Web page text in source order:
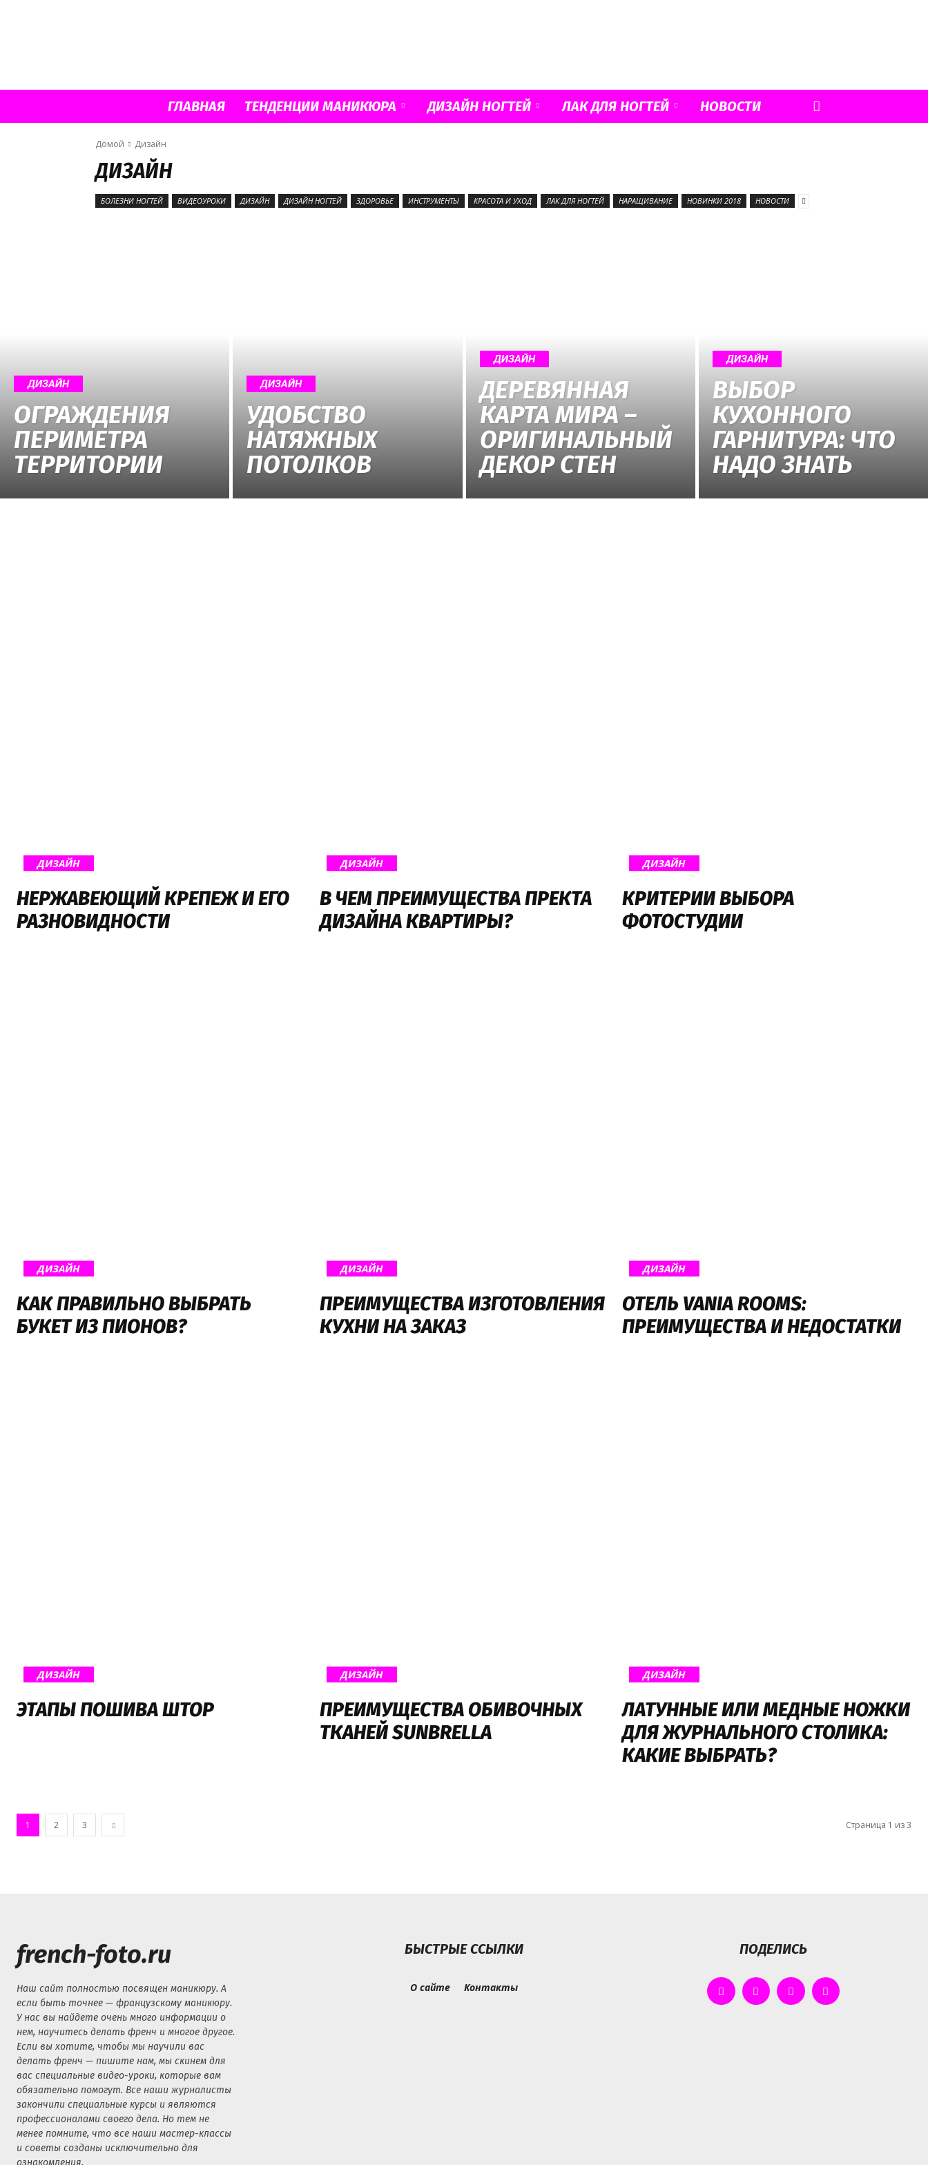
Французский
ГЛАВНАЯ ТЕНДЕНЦИИ МАНИКЮРА ДИЗАЙН НОГТЕЙ ЛАК ДЛЯ НОГТЕЙ НОВОСТИ
Домой Дизайн
ДИЗАЙН
БОЛЕЗНИ НОГТЕЙ ВИДЕОУРОКИ ДИЗАЙН ДИЗАЙН НОГТЕЙ ЗДОРОВЬЕ ИНСТРУМЕНТЫ КРАСОТА И УХОД ЛАК ДЛЯ НОГТЕЙ НАРАЩИВАНИЕ НОВИНКИ 2018 НОВОСТИ
ДИЗАЙН
ОГРАЖДЕНИЯ
ПЕРИМЕТРА
ТЕРРИТОРИИ
ДИЗАЙН
УДОБСТВО
НАТЯЖНЫХ
ПОТОЛКОВ
ДИЗАЙН
ДЕРЕВЯННАЯ
КАРТА МИРА –
ОРИГИНАЛЬНЫЙ
ДЕКОР СТЕН
ДИЗАЙН
ВЫБОР
КУХОННОГО
ГАРНИТУРА: ЧТО
НАДО ЗНАТЬ
ДИЗАЙН
НЕРЖАВЕЮЩИЙ КРЕПЕЖ И ЕГО
РАЗНОВИДНОСТИ
ДИЗАЙН
В ЧЕМ ПРЕИМУЩЕСТВА ПРЕКТА
ДИЗАЙНА КВАРТИРЫ?
ДИЗАЙН
КРИТЕРИИ ВЫБОРА
ФОТОСТУДИИ
ДИЗАЙН
КАК ПРАВИЛЬНО ВЫБРАТЬ
БУКЕТ ИЗ ПИОНОВ?
ДИЗАЙН
ПРЕИМУЩЕСТВА ИЗГОТОВЛЕНИЯ
КУХНИ НА ЗАКАЗ
ДИЗАЙН
ОТЕЛЬ VANIA ROOMS:
ПРЕИМУЩЕСТВА И НЕДОСТАТКИ
ДИЗАЙН
ЭТАПЫ ПОШИВА ШТОР
ДИЗАЙН
ПРЕИМУЩЕСТВА ОБИВОЧНЫХ
ТКАНЕЙ SUNBRELLA
ДИЗАЙН
ЛАТУННЫЕ ИЛИ МЕДНЫЕ НОЖКИ
ДЛЯ ЖУРНАЛЬНОГО СТОЛИКА:
КАКИЕ ВЫБРАТЬ?
1 2 3 Страница 1 из 3
french-foto.ru
Наш сайт полностью посвящен маникюру. А
если быть точнее — французскому маникюру.
У нас вы найдете очень много информации о
нем, научитесь делать френч и многое другое.
Если вы хотите, чтобы мы научили вас
делать френч — пишите нам, мы скинем для
вас специальные видео-уроки, которые вам
обязательно помогут. Все наши журналисты
закончили специальные курсы и являются
профессионалами своего дела. Но тем не
менее помните, что все наши мастер-классы
и советы созданы исключительно для
ознакомления.
БЫСТРЫЕ ССЫЛКИ
О сайте Контакты
ПОДЕЛИСЬ